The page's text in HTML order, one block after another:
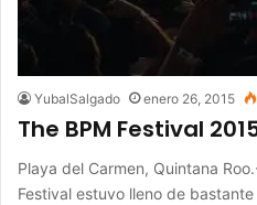
YubalSalgado enero 26, 2015
The BPM Festival
Playa del Carmen, Quintana
Festival estuvo lleno de